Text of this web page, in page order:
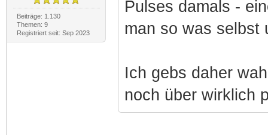
Beiträge: 1.130
Themen: 9
Registriert seit: Sep 2023
Pulses damals -
man so was selbst
Ich gebs daher
noch über wirklich